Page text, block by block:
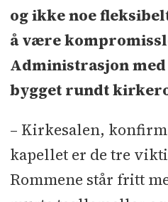
Kontraktssum:
53,850 millioner
Byggeledelse:A.L.
Hansen/Bjørndal
og ikke noe
å være
Administrasjon
bygget rundt
– Kirkesalen,
kapellet er de tre
Rommene står fritt